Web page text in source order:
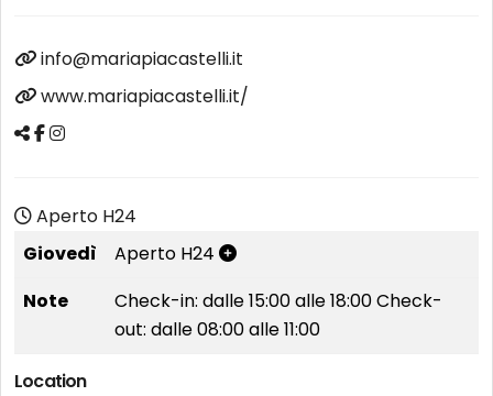
info@mariapiacastelli.it
www.mariapiacastelli.it/
Aperto H24
Giovedì
Aperto H24
Note
Check-in: dalle 15:00 alle 18:00 Check-
out: dalle 08:00 alle 11:00
Location